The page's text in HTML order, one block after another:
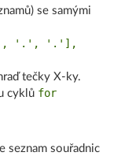
se samými
'.', '.'],
tečky X-ky.
cyklů for
seznam souřadnic